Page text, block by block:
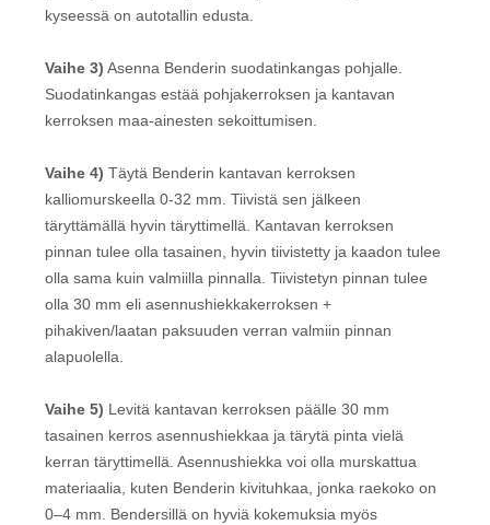
kyseessä on autotallin edusta.
Vaihe 3) Asenna Benderin suodatinkangas pohjalle.
Suodatinkangas estää pohjakerroksen ja kantavan
kerroksen maa-ainesten sekoittumisen.
Vaihe 4) Täytä Benderin kantavan kerroksen
kalliomurskeella 0-32 mm. Tiivistä sen jälkeen
täryttämällä hyvin täryttimellä. Kantavan kerroksen
pinnan tulee olla tasainen, hyvin tiivistetty ja kaadon tulee
olla sama kuin valmiilla pinnalla. Tiivistetyn pinnan tulee
olla 30 mm eli asennushiekkakerroksen +
pihakiven/laatan paksuuden verran valmiin pinnan
alapuolella.
Vaihe 5) Levitä kantavan kerroksen päälle 30 mm
tasainen kerros asennushiekkaa ja tärytä pinta vielä
kerran täryttimellä. Asennushiekka voi olla murskattua
materiaalia, kuten Benderin kivituhkaa, jonka raekoko on
0–4 mm. Bendersillä on hyviä kokemuksia myös